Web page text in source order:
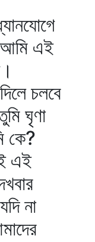
আমি এই
চলবে
ঘৃণা
কে?
এই
না